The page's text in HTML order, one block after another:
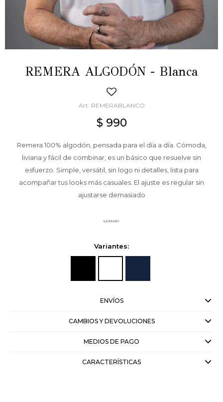
REMERA ALGODÓN - Blanca
REMERABLANCO
$ 990
Remera 100% algodón, pensada para el día a día. Cómoda,
liviana y fácil de combinar, es un básico que resuelve sin
esfuerzo. Simple, versátil, sin logo ni detalles, lista para
acompañar tus looks más casuales. El ajuste es regular sin
ajustarse demasiado
Variantes:
ENVÍOS
CAMBIOS Y DEVOLUCIONES
MEDIOS DE PAGO
CARACTERÍSTICAS